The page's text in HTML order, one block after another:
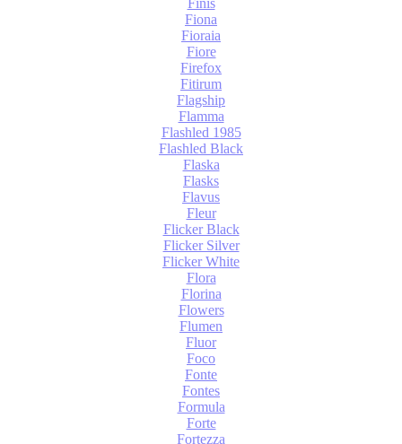
Fiona
Fioraia
Fiore
Firefox
Fitirum
Flagship
Flamma
Flashled 1985
Flashled Black
Flaska
Flasks
Flavus
Fleur
Flicker Black
Flicker Silver
Flicker White
Flora
Florina
Flowers
Flumen
Fluor
Foco
Fonte
Fontes
Formula
Forte
Fortezza